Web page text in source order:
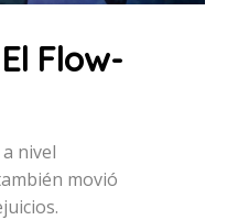
Flow-
nivel
movió